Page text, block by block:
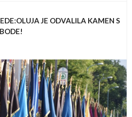
JE ODVALILA KAMEN S